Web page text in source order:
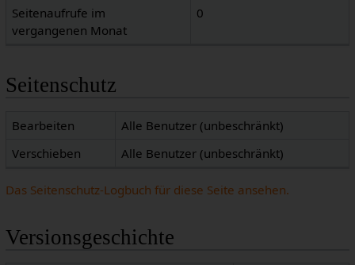
Seitenaufrufe im
vergangenen Monat
0
Seitenschutz
Bearbeiten
Alle Benutzer (unbeschränkt)
Verschieben
Alle Benutzer (unbeschränkt)
Das Seitenschutz-Logbuch für diese Seite ansehen.
Versionsgeschichte